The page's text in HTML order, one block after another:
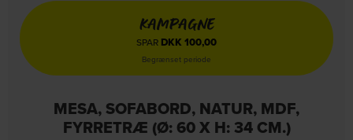
KAMPAGNE
SPAR DKK 100,00
Begrænset periode
MESA, SOFABORD, NATUR, MDF,
FYRRETRÆ (Ø: 60 X H: 34 CM.)